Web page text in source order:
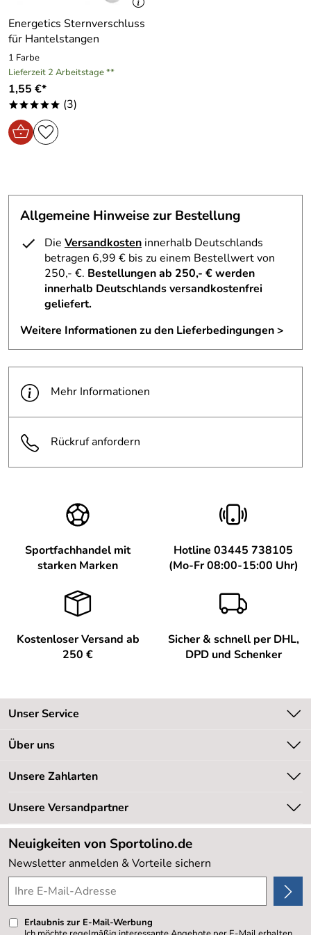
Superware toller Preis
Kaufdatum: 19.11.2025
Bewertungsdatum: 04.12.2025
Energetics Sternverschluss
für Hantelstangen
1 Farbe
Lieferzeit 2 Arbeitstage **
1,55 €*
***** (3)
Allgemeine Hinweise zur Bestellung
Die Versandkosten innerhalb Deutschlands
betragen 6,99 € bis zu einem Bestellwert von
250,- €. Bestellungen ab 250,- € werden
innerhalb Deutschlands versandkostenfrei
geliefert.
Weitere Informationen zu den Lieferbedingungen >
Mehr Informationen
Rückruf anfordern
Sportfachhandel mit
starken Marken
Hotline 03445 738105
(Mo-Fr 08:00-15:00 Uhr)
Kostenloser Versand ab
250 €
Sicher & schnell per DHL,
DPD und Schenker
Unser Service
Kontakt
Newsletter
Retourenabwicklung
Lieferbedingungen
Kundenlogin
Über uns
Unsere Bestseller
Neu
Sale %
Kundenbewertungen (20.177)
4,8/5*****
Unsere Zahlarten
Unsere Versandpartner
Neuigkeiten von Sportolino.de
Newsletter anmelden & Vorteile sichern
Erlaubnis zur E-Mail-Werbung